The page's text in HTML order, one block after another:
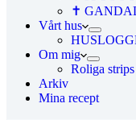
✝
Vårt hus
Om mig
Roliga strips
Arkiv
Mina recept